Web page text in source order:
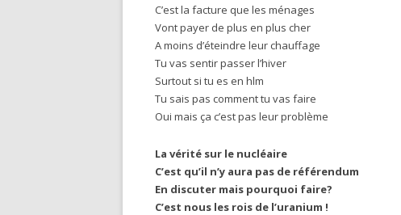
C’est la facture que les ménages
Vont payer de plus en plus cher
A moins d’éteindre leur chauffage
Tu vas sentir passer l’hiver
Surtout si tu es en hlm
Tu sais pas comment tu vas faire
Oui mais ça c’est pas leur problème
La vérité sur le nucléaire
C’est qu’il n’y aura pas de référendum
En discuter mais pourquoi faire?
C’est nous les rois de l’uranium !